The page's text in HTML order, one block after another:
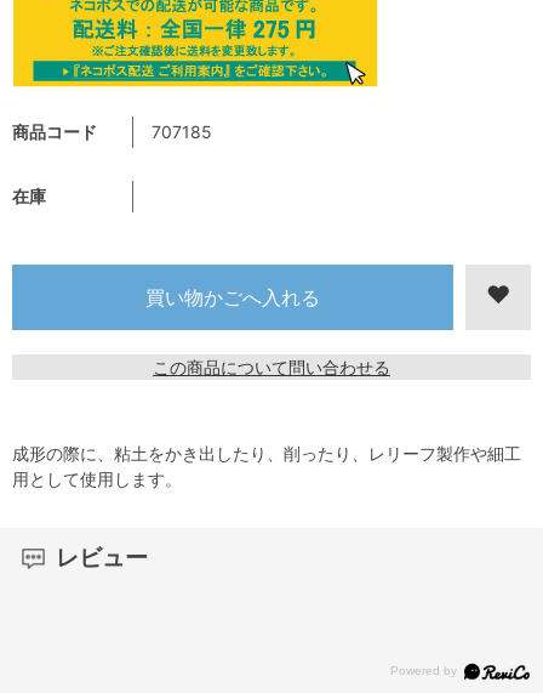
商品コード 707185
在庫
この商品について問い合わせる
成形の際に、粘土をかき出したり、削ったり、レリーフ製作や細工
用として使用します。
レビュー